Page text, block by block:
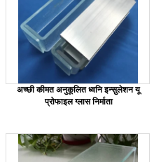
अच्छी कीमत अनुकूलित ध्वनि इन्सुलेशन यू
प्रोफाइल ग्लास निर्माता